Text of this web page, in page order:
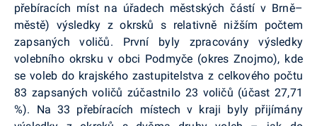
přebíracích míst na úřadech městských částí v Brně–
městě) výsledky z okrsků s relativně nižším počtem
zapsaných voličů. První byly zpracovány výsledky
volebního okrsku v obci Podmyče (okres Znojmo), kde
se voleb do krajského zastupitelstva z celkového počtu
83 zapsaných voličů zúčastnilo 23 voličů (účast 27,71
%). Na 33 přebíracích místech v kraji byly přijímány